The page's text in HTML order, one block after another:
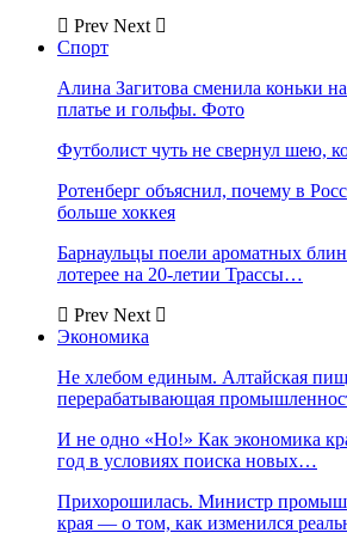
Prev Next
Спорт
Алина Загитова сменила коньки
платье и гольфы. Фото
Футболист чуть не свернул шею,
Ротенберг объяснил, почему в
больше хоккея
Барнаульцы поели ароматных
лотерее на 20-летии Трассы…
Prev Next
Экономика
Не хлебом единым. Алтайская
перерабатывающая
И не одно «Но!» Как экономика
год в условиях поиска новых…
Прихорошилась. Министр
края — о том, как изменился